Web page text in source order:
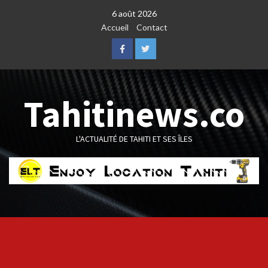
6 août 2026
Accueil
Contact
FacebookTwitter
Tahitinews.co
L'ACTUALITÉ DE TAHITI ET SES ÎLES